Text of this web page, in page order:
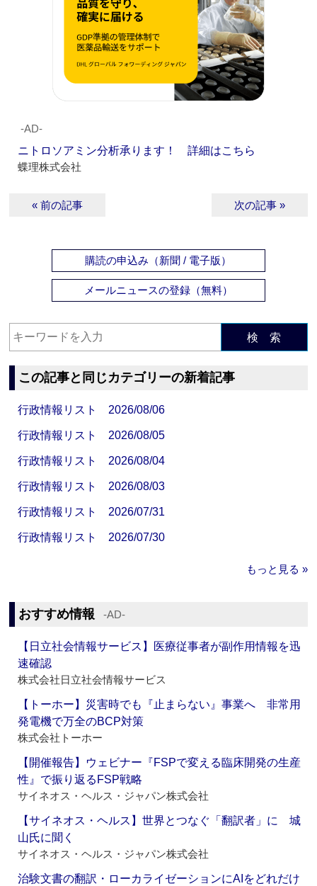
‐AD‐
ニトロソアミン分析承ります！ 詳細はこちら
蝶理株式会社
« 前の記事 次の記事 »
購読の申込み（新聞 / 電子版）
メールニュースの登録（無料）
検 索
この記事と同じカテゴリーの新着記事
行政情報リスト 2026/08/06
行政情報リスト 2026/08/05
行政情報リスト 2026/08/04
行政情報リスト 2026/08/03
行政情報リスト 2026/07/31
行政情報リスト 2026/07/30
もっと見る »
おすすめ情報 ‐AD‐
【日立社会情報サービス】医療従事者が副作用情報を迅
速確認
株式会社日立社会情報サービス
【トーホー】災害時でも『止まらない』事業へ 非常用
発電機で万全のBCP対策
株式会社トーホー
【開催報告】ウェビナー『FSPで変える臨床開発の生産
性』で振り返るFSP戦略
サイネオス・ヘルス・ジャパン株式会社
【サイネオス・ヘルス】世界とつなぐ「翻訳者」に 城
山氏に聞く
サイネオス・ヘルス・ジャパン株式会社
治験文書の翻訳・ローカライゼーションにAIをどれだけ